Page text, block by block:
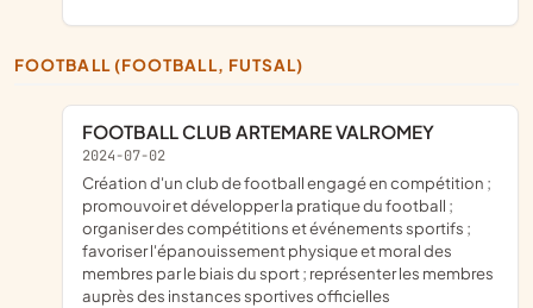
FOOTBALL (FOOTBALL, FUTSAL)
FOOTBALL CLUB ARTEMARE VALROMEY
2024-07-02
création d'un club de football engagé en compétition ;
promouvoir et développer la pratique du football ;
organiser des compétitions et événements sportifs ;
favoriser l'épanouissement physique et moral des
membres par le biais du sport ; représenter les membres
auprès des instances sportives officielles